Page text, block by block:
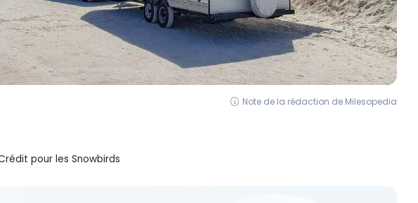
Note de la rédaction de Milesopedia
pour les Snowbirds